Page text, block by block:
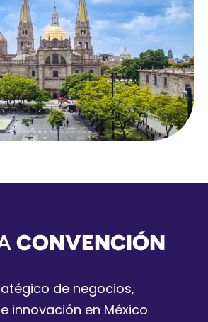
CONVENCIÓN
de negocios,
innovación en México